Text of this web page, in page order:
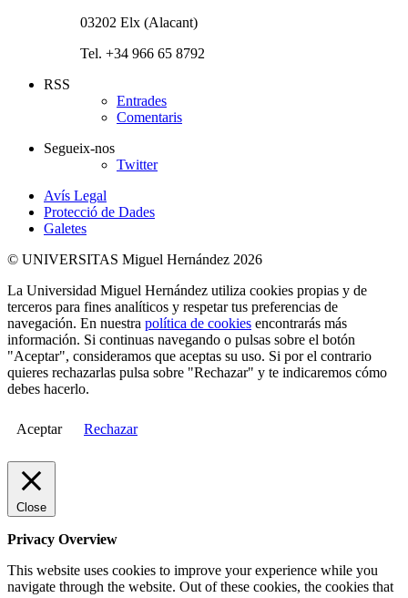
03202 Elx (Alacant)
Tel. +34 966 65 8792
RSS
Entrades
Comentaris
Segueix-nos
Twitter
Avís Legal
Protecció de Dades
Galetes
© UNIVERSITAS Miguel Hernández 2026
La Universidad Miguel Hernández utiliza cookies propias y de
terceros para fines analíticos y respetar tus preferencias de
navegación. En nuestra política de cookies encontrarás más
información. Si continuas navegando o pulsas sobre el botón
"Aceptar", consideramos que aceptas su uso. Si por el contrario
quieres rechazarlas pulsa sobre "Rechazar" y te indicaremos cómo
debes hacerlo.
Aceptar Rechazar
Close
Privacy Overview
This website uses cookies to improve your experience while you
navigate through the website. Out of these cookies, the cookies that